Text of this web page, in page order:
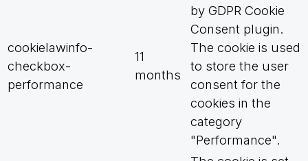
cookielawinfo-
checkbox-
performance
11
months
by GDPR Cookie
Consent plugin.
The cookie is used
to store the user
consent for the
cookies in the
category
"Performance".